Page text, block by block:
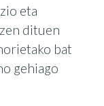
eta
dituen
bat
gehiago